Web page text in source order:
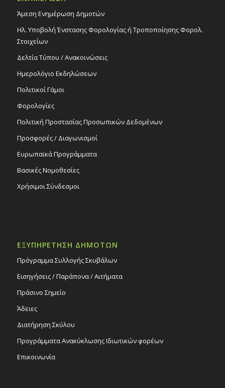
Άμεση Ενημέρωση Δημοτών
Ηλ. Υποβολή Ένστασης Φορολογίας ή Τροποποίησης Φορολ.
Στοιχείων
Δελτία Τύπου / Ανακοινώσεις
Ημερολόγιο Εκδηλώσεων
Πολιτικοί Γάμοι
Φορολογίες
Πολιτική Προστασίας Προσωπικών Δεδομένων
Προσφορές / Διαγωνισμοί
Ευρωπαϊκά Προγράμματα
Βασικές Νομοθεσίες
Χρήσιμοι Σύνδεσμοι
ΕΞΥΠΗΡΕΤΗΣΗ ΔΗΜΟΤΩΝ
Πρόγραμμα Συλλογής Σκυβάλων
Εισηγήσεις / Παράπονα / Αιτήματα
Πράσινο Σημείο
Άδειες
Διατήρηση Σκύλου
Προγράμματα Ανακύκλωσης Ιδιωτικών φορέων
Επικοινωνία